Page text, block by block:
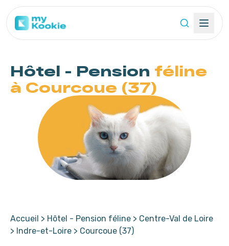
Hôtel - Pension féline
à Courcoue (37)
Accueil > Hôtel - Pension féline > Centre-Val de Loire
> Indre-et-Loire > Courcoue (37)